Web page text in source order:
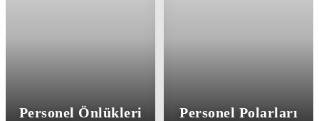
Personel Önlükleri Personel Polarları